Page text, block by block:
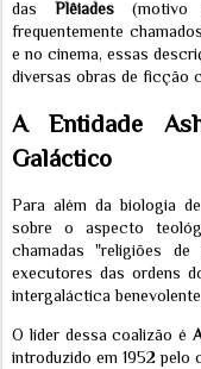
das Plêiades (motivo
frequentemente
e no cinema, essas
diversas obras de ficção
A Entidade
Galáctico
Para além da biologia
sobre o aspecto
chamadas "religiões
executores das ordens
intergaláctica
O líder dessa coalizão é
introduzido em 1952 pelo